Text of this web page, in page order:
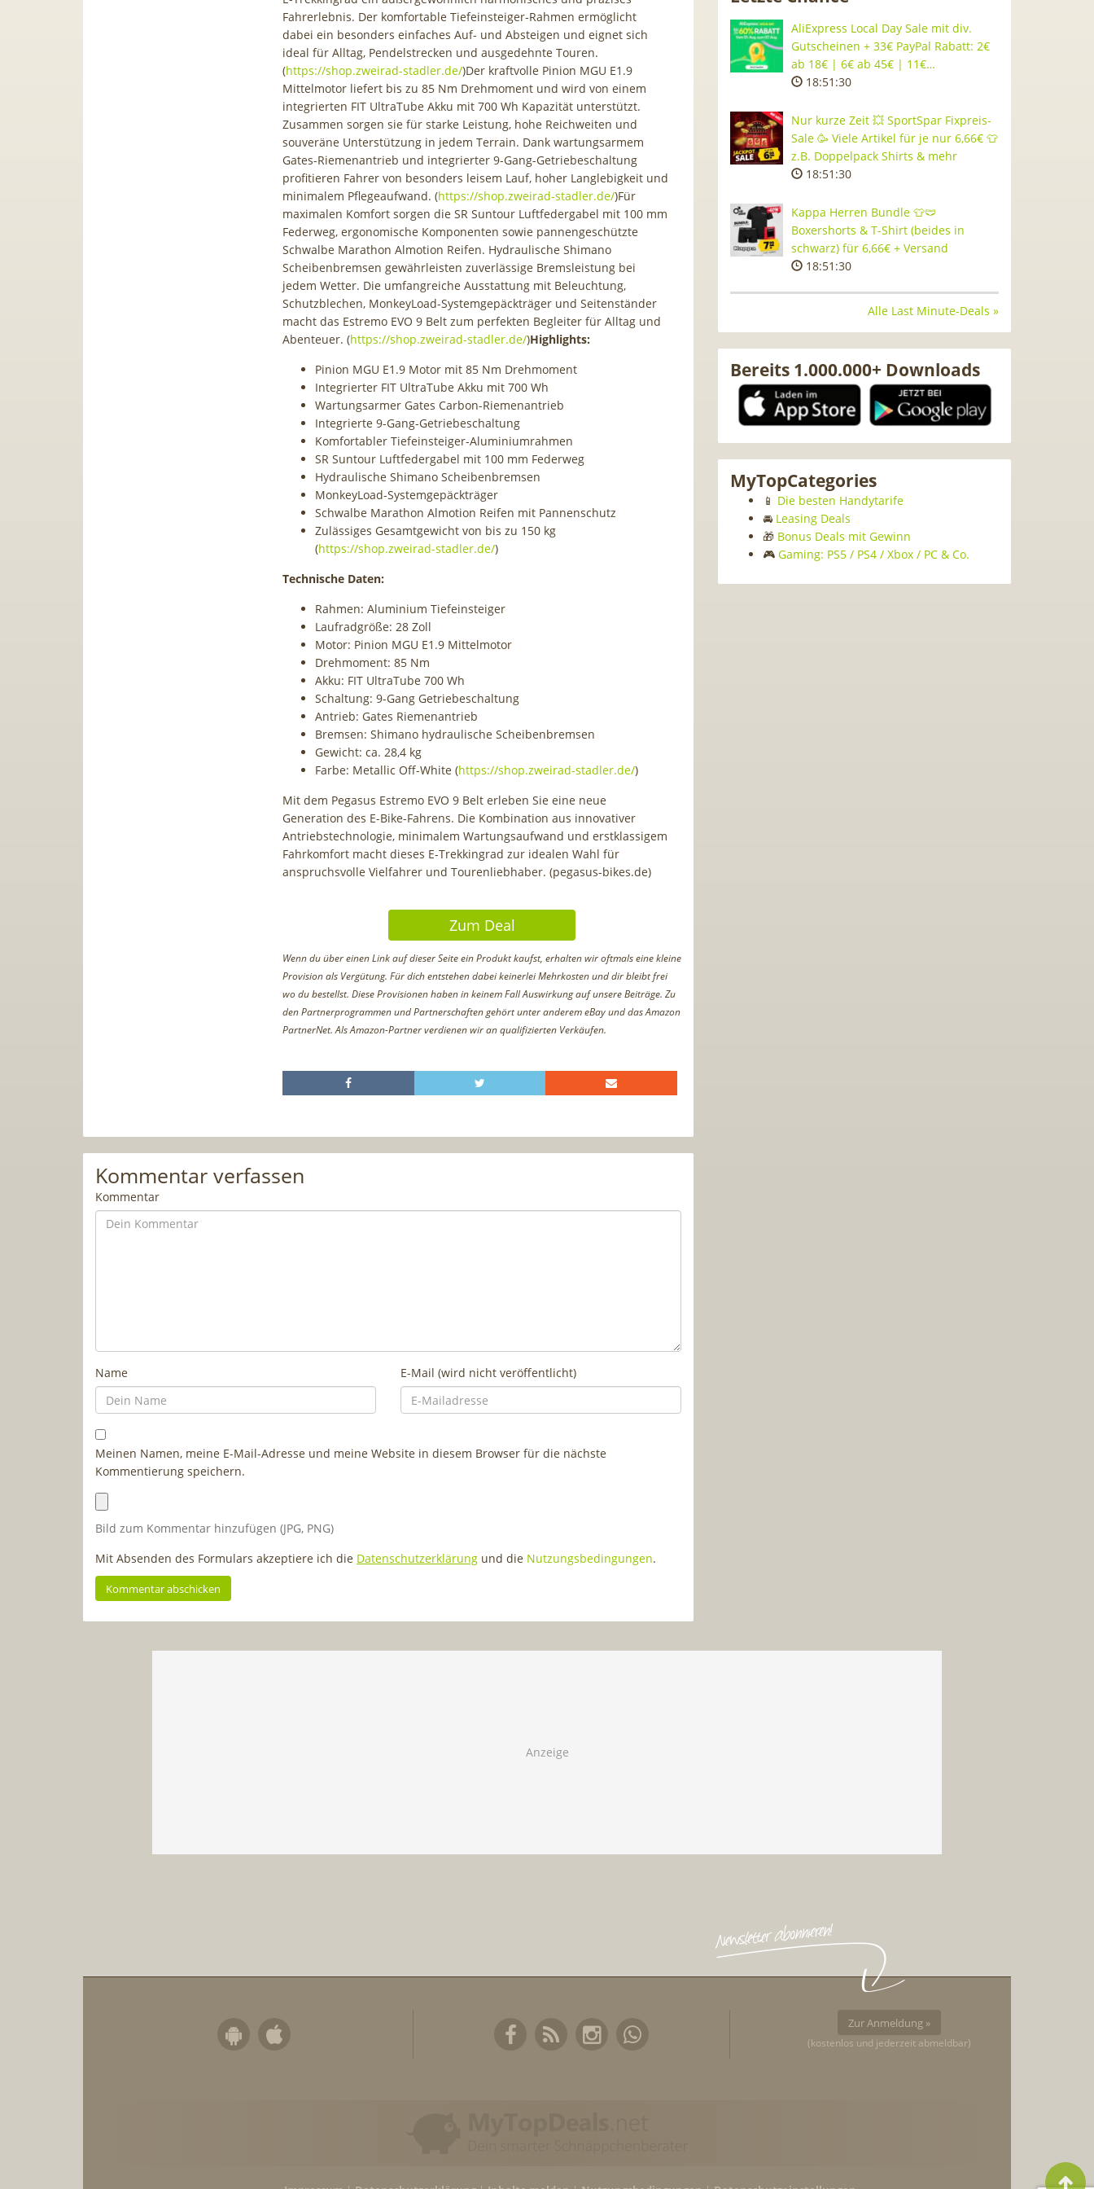
Fahrerlebnis. Der komfortable Tiefeinsteiger-Rahmen ermöglicht
dabei ein besonders einfaches Auf- und Absteigen und eignet sich
ideal für Alltag, Pendelstrecken und ausgedehnte Touren.
(https://shop.zweirad-stadler.de/)Der kraftvolle Pinion MGU E1.9
Mittelmotor liefert bis zu 85 Nm Drehmoment und wird von einem
integrierten FIT UltraTube Akku mit 700 Wh Kapazität unterstützt.
Zusammen sorgen sie für starke Leistung, hohe Reichweiten und
souveräne Unterstützung in jedem Terrain. Dank wartungsarmem
Gates-Riemenantrieb und integrierter 9-Gang-Getriebeschaltung
profitieren Fahrer von besonders leisem Lauf, hoher Langlebigkeit und
minimalem Pflegeaufwand. (https://shop.zweirad-stadler.de/)Für
maximalen Komfort sorgen die SR Suntour Luftfedergabel mit 100 mm
Federweg, ergonomische Komponenten sowie pannengeschützte
Schwalbe Marathon Almotion Reifen. Hydraulische Shimano
Scheibenbremsen gewährleisten zuverlässige Bremsleistung bei
jedem Wetter. Die umfangreiche Ausstattung mit Beleuchtung,
Schutzblechen, MonkeyLoad-Systemgepäckträger und Seitenständer
macht das Estremo EVO 9 Belt zum perfekten Begleiter für Alltag und
Abenteuer. (https://shop.zweirad-stadler.de/)Highlights:
Pinion MGU E1.9 Motor mit 85 Nm Drehmoment
Integrierter FIT UltraTube Akku mit 700 Wh
Wartungsarmer Gates Carbon-Riemenantrieb
Integrierte 9-Gang-Getriebeschaltung
Komfortabler Tiefeinsteiger-Aluminiumrahmen
SR Suntour Luftfedergabel mit 100 mm Federweg
Hydraulische Shimano Scheibenbremsen
MonkeyLoad-Systemgepäckträger
Schwalbe Marathon Almotion Reifen mit Pannenschutz
Zulässiges Gesamtgewicht von bis zu 150 kg
(https://shop.zweirad-stadler.de/)
Technische Daten:
Rahmen: Aluminium Tiefeinsteiger
Laufradgröße: 28 Zoll
Motor: Pinion MGU E1.9 Mittelmotor
Drehmoment: 85 Nm
Akku: FIT UltraTube 700 Wh
Schaltung: 9-Gang Getriebeschaltung
Antrieb: Gates Riemenantrieb
Bremsen: Shimano hydraulische Scheibenbremsen
Gewicht: ca. 28,4 kg
Farbe: Metallic Off-White (https://shop.zweirad-stadler.de/)
Mit dem Pegasus Estremo EVO 9 Belt erleben Sie eine neue
Generation des E-Bike-Fahrens. Die Kombination aus innovativer
Antriebstechnologie, minimalem Wartungsaufwand und erstklassigem
Fahrkomfort macht dieses E-Trekkingrad zur idealen Wahl für
anspruchsvolle Vielfahrer und Tourenliebhaber. (pegasus-bikes.de)
Zum Deal
Wenn du über einen Link auf dieser Seite ein Produkt kaufst, erhalten wir oftmals eine kleine
Provision als Vergütung. Für dich entstehen dabei keinerlei Mehrkosten und dir bleibt frei
wo du bestellst. Diese Provisionen haben in keinem Fall Auswirkung auf unsere Beiträge. Zu
den Partnerprogrammen und Partnerschaften gehört unter anderem eBay und das Amazon
PartnerNet. Als Amazon-Partner verdienen wir an qualifizierten Verkäufen.
Kommentar verfassen
Kommentar
Name E-Mail (wird nicht veröffentlicht)
Meinen Namen, meine E-Mail-Adresse und meine Website in diesem Browser für die nächste
Kommentierung speichern.
Bild zum Kommentar hinzufügen (JPG, PNG)
Mit Absenden des Formulars akzeptiere ich die Datenschutzerklärung und die Nutzungsbedingungen.
AliExpress Local Day Sale mit div.
Gutscheinen + 33€ PayPal Rabatt: 2€
ab 18€ | 6€ ab 45€ | 11€…
18:51:29
Nur kurze Zeit 💥 SportSpar Fixpreis-
Sale 🥳 Viele Artikel für je nur 6,66€ 👕
z.B. Doppelpack Shirts & mehr
18:51:29
Kappa Herren Bundle 👕🩲
Boxershorts & T-Shirt (beides in
schwarz) für 6,66€ + Versand
18:51:29
Alle Last Minute-Deals »
Bereits 1.000.000+ Downloads
MyTopCategories
📱 Die besten Handytarife
🚘 Leasing Deals
🎁 Bonus Deals mit Gewinn
🎮 Gaming: PS5 / PS4 / Xbox / PC & Co.
Zur Anmeldung »
(kostenlos und jederzeit abmeldbar)